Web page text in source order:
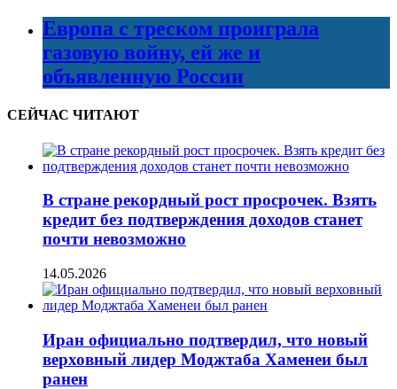
Европа с треском проиграла
газовую войну, ей же и
объявленную России
СЕЙЧАС ЧИТАЮТ
В стране рекордный рост просрочек. Взять
кредит без подтверждения доходов станет
почти невозможно
14.05.2026
Иран официально подтвердил, что новый
верховный лидер Моджтаба Хаменеи был
ранен